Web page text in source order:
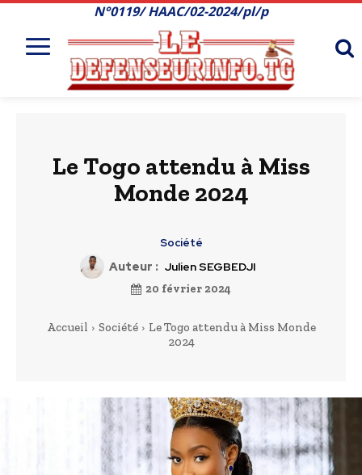
N°0119/ HAAC/02-2024/pl/p
Le Togo attendu à Miss
Monde 2024
Société
Auteur : Julien SEGBEDJI
20 février 2024
Accueil Société
Le Togo attendu à Miss Monde
2024